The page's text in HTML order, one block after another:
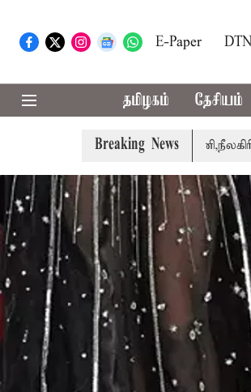
E-Paper
தமிழகம் தேசியம்
Breaking News
கோவை, தேனி,நீலகிரி ஆகிய